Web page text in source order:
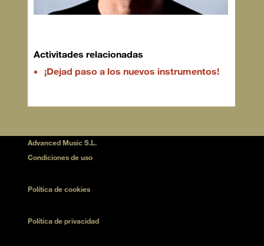
Activitades relacionadas
¡Dejad paso a los nuevos instrumentos!
Advanced Music S.L.
Condiciones de uso
Política de cookies
Política de privacidad